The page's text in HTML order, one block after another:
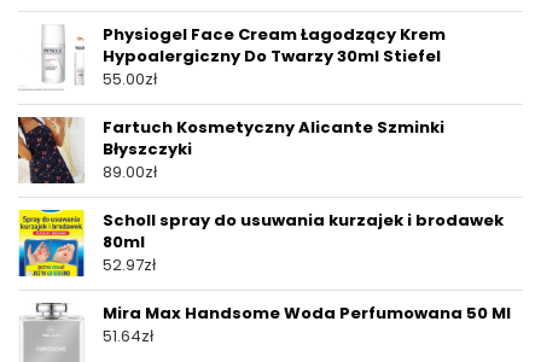
Physiogel Face Cream Łagodzący Krem
Hypoalergiczny Do Twarzy 30ml Stiefel
55.00zł
Fartuch Kosmetyczny Alicante Szminki
Błyszczyki
89.00zł
Scholl spray do usuwania kurzajek i brodawek
80ml
52.97zł
Mira Max Handsome Woda Perfumowana 50 Ml
51.64zł